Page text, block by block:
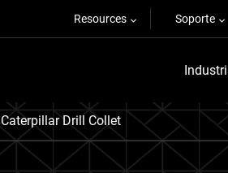
Resources Soporte
Caterpillar Drill Collet